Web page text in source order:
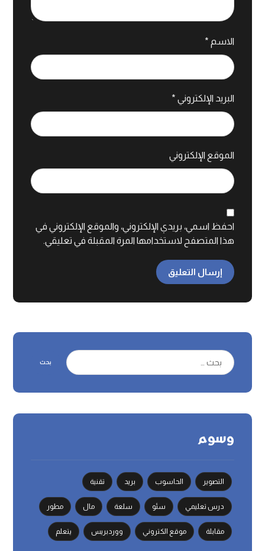
الاسم *
البريد الإلكتروني *
الموقع الإلكتروني
احفظ اسمي، بريدي الإلكتروني، والموقع الإلكتروني في
هذا المتصفح لاستخدامها المرة المقبلة في تعليقي.
إرسال التعليق
بحث
وسوم
التصوير الحاسوب بريد تقنية
درس تعليمي سئو سلعة مال مطور
مقابلة موقع الكتروني ووردبريس يتعلم